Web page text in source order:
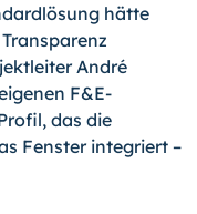
hätte
André
F&E-
das die
Fenster integriert –